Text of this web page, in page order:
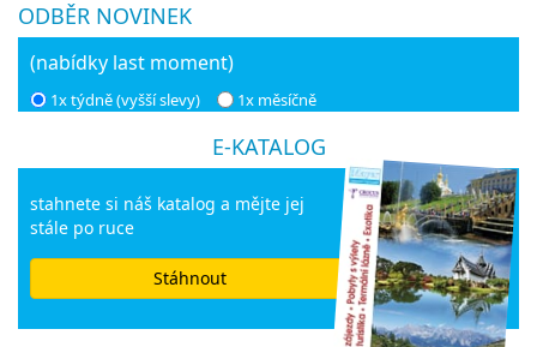
ODBĚR NOVINEK
(nabídky last moment)
1x týdně (vyšší slevy) 1x měsíčně
E-KATALOG
stahnete si náš katalog a mějte jej
stále po ruce
Stáhnout